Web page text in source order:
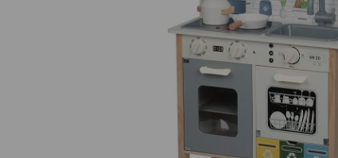
Basketbalové koše
Holandský billiard
Gumové podlahy (dlaždice)